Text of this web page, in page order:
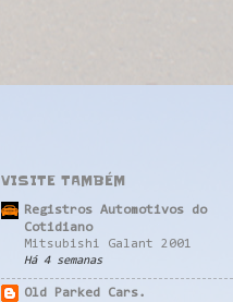
VISITE TAMBÉM
Registros Automotivos do
Cotidiano
Mitsubishi Galant 2001
Há 4 semanas
Old Parked Cars.